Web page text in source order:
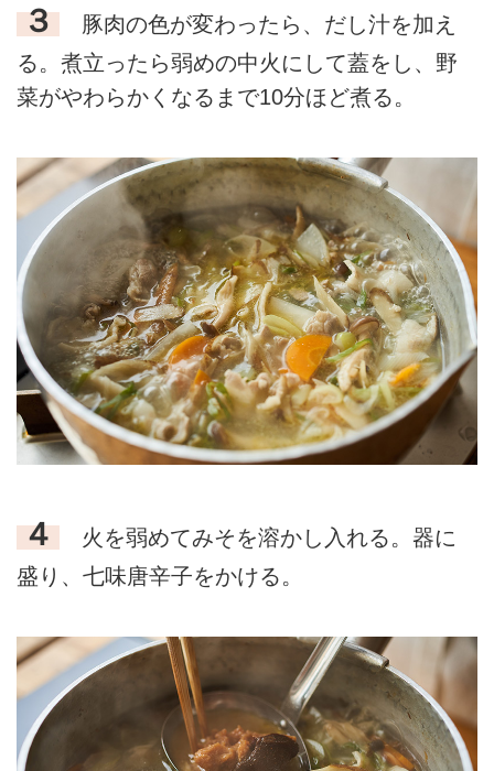
３
豚肉の色が変わったら、だし汁を加え
る。煮立ったら弱めの中火にして蓋をし、野
菜がやわらかくなるまで10分ほど煮る。
４
火を弱めてみそを溶かし入れる。器に
盛り、七味唐辛子をかける。